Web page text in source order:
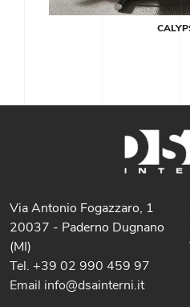
Via Antonio Fogazzaro, 1
20037 - Paderno Dugnano
(MI)
Tel. +39 02 990 459 97
Email info@dsainterni.it